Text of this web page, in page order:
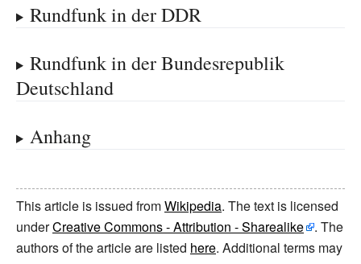
Rundfunk in der DDR
Rundfunk in der Bundesrepublik
Deutschland
Anhang
This article is issued fromWikipedia. The text is licensed
underCreative Commons - Attribution - Sharealike
. The
authors of the article are listed here. Additional terms may